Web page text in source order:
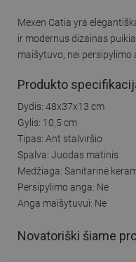
Mexen Catia yra
ir modernus dizainas
maišytuvo, nei persipylimo
Produkto
Dydis: 48x37x13 cm
Gylis: 10,5 cm
Tipas: Ant stalviršio
Spalva: Juodas matinis
Medžiaga: Sanitarinė
Persipylimo anga: Ne
Anga maišytuvui: Ne
Novatoriški šiame